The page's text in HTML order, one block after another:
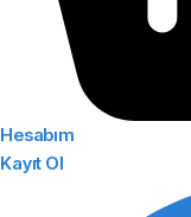
Hesabım
Kayıt Ol